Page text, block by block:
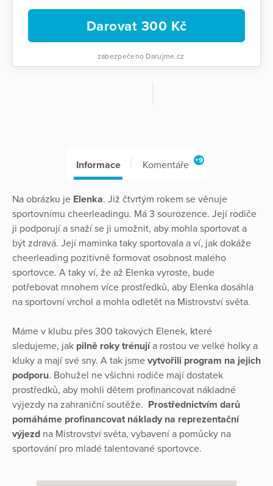
Darovat 300 Kč
zabezpečeno Darujme.cz
Informace Komentáře +9
Na obrázku je Elenka. Již čtvrtým rokem se věnuje
sportovnímu cheerleadingu. Má 3 sourozence. Její rodiče
ji podporují a snaží se ji umožnit, aby mohla sportovat a
být zdravá. Její maminka taky sportovala a ví, jak dokáže
cheerleading pozitivně formovat osobnost malého
sportovce. A taky ví, že až Elenka vyroste, bude
potřebovat mnohem více prostředků, aby Elenka dosáhla
na sportovní vrchol a mohla odletět na Mistrovství světa.
Máme v klubu přes 300 takových Elenek, které
sledujeme, jak pilně roky trénujía rostou ve velké holky a
kluky a mají své sny. A tak jsme vytvořili program na jejich
podporu. Bohužel ne všichni rodiče mají dostatek
prostředků, aby mohli dětem profinancovat nákladné
výjezdy na zahraniční soutěže. Prostřednictvím darů
pomáháme profinancovat náklady na reprezentační
výjezd na Mistrovství světa, vybavení a pomůcky na
sportování pro mladé talentované sportovce.